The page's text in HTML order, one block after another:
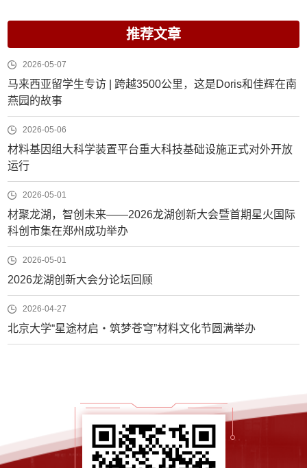
推荐文章
2026-05-07
马来西亚留学生专访 | 跨越3500公里，这是Doris和佳辉在南
燕园的故事
2026-05-06
材料基因组大科学装置平台重大科技基础设施正式对外开放
运行
2026-05-01
材聚龙湖，智创未来——2026龙湖创新大会暨首期星火国际
科创市集在郑州成功举办
2026-05-01
2026龙湖创新大会分论坛回顾
2026-04-27
北京大学“星途材启・筑梦苍穹”材料文化节圆满举办